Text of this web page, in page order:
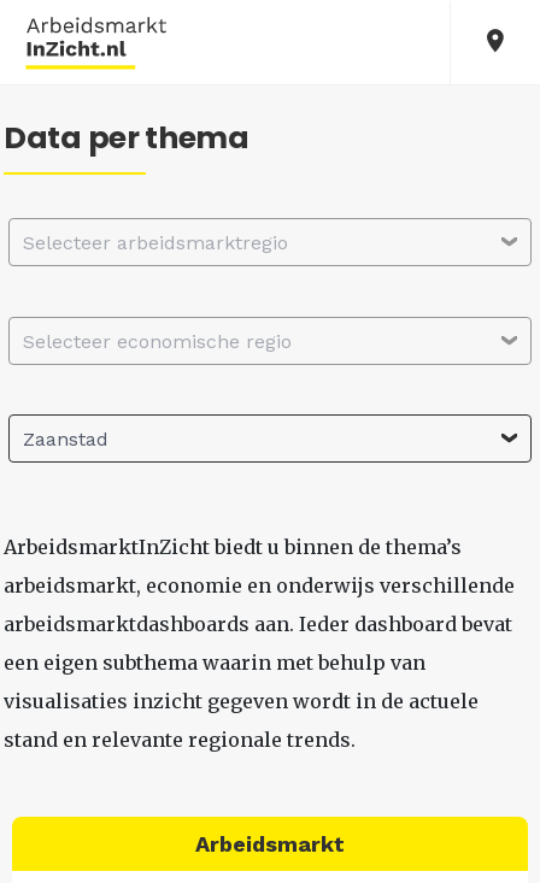
Data per thema
Selecteer arbeidsmarktregio
Selecteer economische regio
Zaanstad
ArbeidsmarktInZicht biedt u binnen de thema’s
arbeidsmarkt, economie en onderwijs verschillende
arbeidsmarktdashboards aan. Ieder dashboard bevat
een eigen subthema waarin met behulp van
visualisaties inzicht gegeven wordt in de actuele
stand en relevante regionale trends.
Arbeidsmarkt